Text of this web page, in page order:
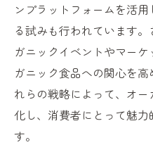
ンプラットフォームを活
る試みも行われています
ガニックイベントやマー
ガニック食品への関心を
れらの戦略によって、オ
化し、消費者にとって魅
す。